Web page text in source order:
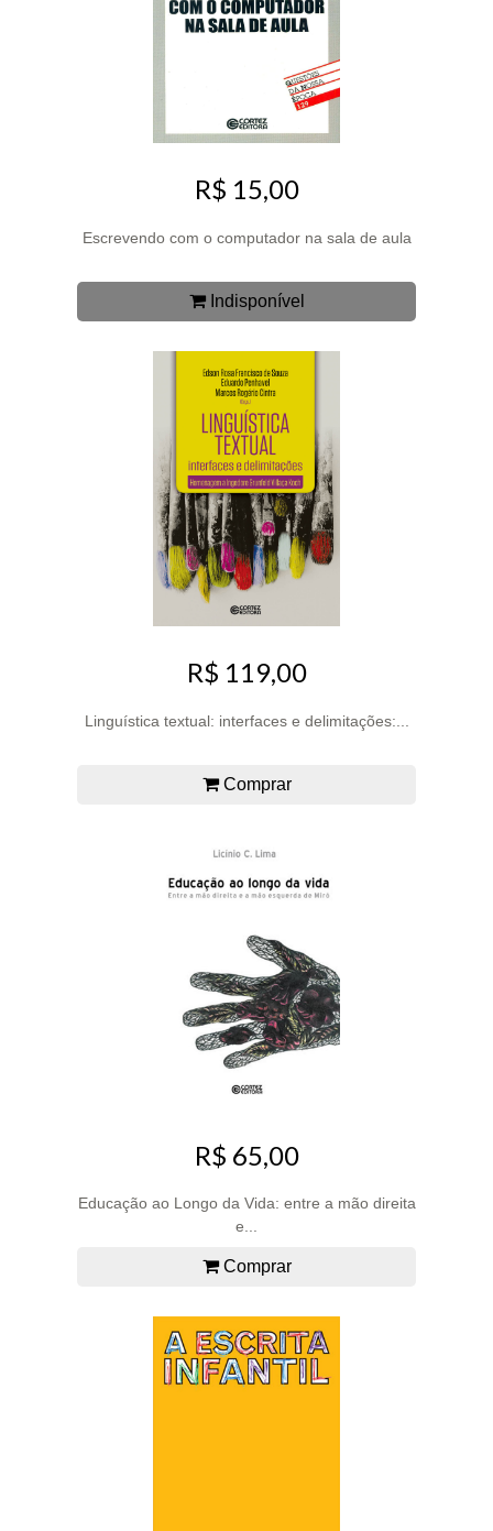
R$ 15,00
Escrevendo com o computador na sala de aula
Indisponível
R$ 119,00
Linguística textual: interfaces e delimitações:...
Comprar
R$ 65,00
Educação ao Longo da Vida: entre a mão direita
e...
Comprar